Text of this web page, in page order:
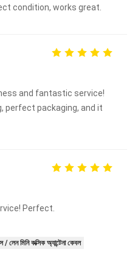
condition, works great.
and fantastic service!
perfect packaging, and it
Perfect.
/ লেন মিনি কক্সিক অ্যান্টেনা কেবল